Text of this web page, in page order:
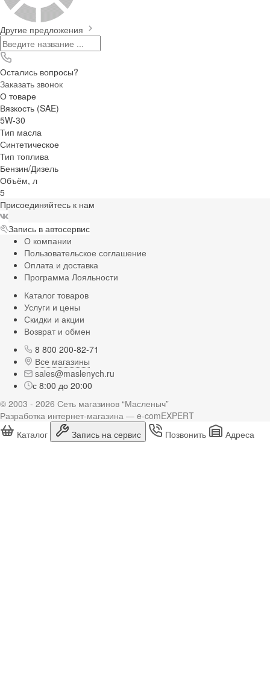
Другие предложения
Остались вопросы?
Заказать звонок
О товаре
Вязкость (SAE)
5W-30
Тип масла
Синтетическое
Тип топлива
Бензин/Дизель
Объём, л
5
Присоединяйтесь к нам
Запись в автосервис
О компании
Пользовательское соглашение
Оплата и доставка
Программа Лояльности
Каталог товаров
Услуги и цены
Скидки и акции
Возврат и обмен
8 800 200-82-71
Все магазины
sales@maslenych.ru
с 8:00 до 20:00
© 2003 - 2026 Сеть магазинов “Масленыч”
Разработка интернет-магазина — e-comEXPERT
Каталог
Запись на сервис Позвонить Адреса